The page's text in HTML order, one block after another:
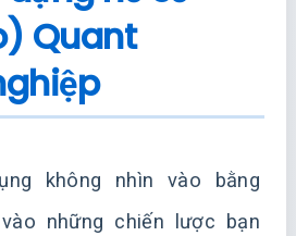
Quant
không nhìn vào bằng
những chiến lược bạn